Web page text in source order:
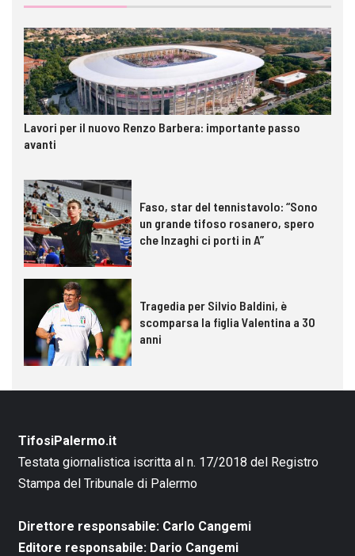
Lavori per il nuovo Renzo Barbera: importante passo
avanti
Faso, star del tennistavolo: “Sono
un grande tifoso rosanero, spero
che Inzaghi ci porti in A”
Tragedia per Silvio Baldini, è
scomparsa la figlia Valentina a 30
anni
TifosiPalermo.it
Testata giornalistica iscritta al n. 17/2018 del Registro
Stampa del Tribunale di Palermo
Direttore responsabile: Carlo Cangemi
Editore responsabile: Dario Cangemi